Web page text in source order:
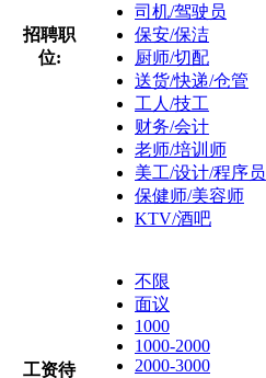
招聘职
位:
司机/驾驶员
保安/保洁
厨师/切配
送货/快递/仓管
工人/技工
财务/会计
老师/培训师
美工/设计/程序员
保健师/美容师
KTV/酒吧
工资待
不限
面议
1000
1000-2000
2000-3000